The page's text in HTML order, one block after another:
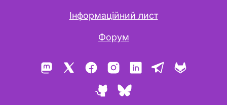
Інформаційний лист
Форум
Mastodon FacebookInstagramLinkedInTelegram
GitHubBluesky